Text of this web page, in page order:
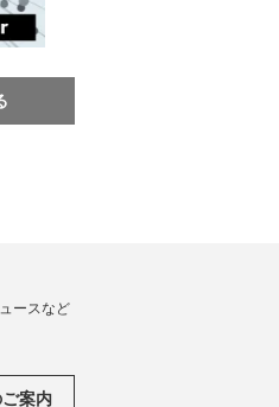
ースなど
案内